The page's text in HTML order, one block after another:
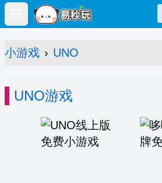
Open main menu
小游戏 › UNO
UNO游戏